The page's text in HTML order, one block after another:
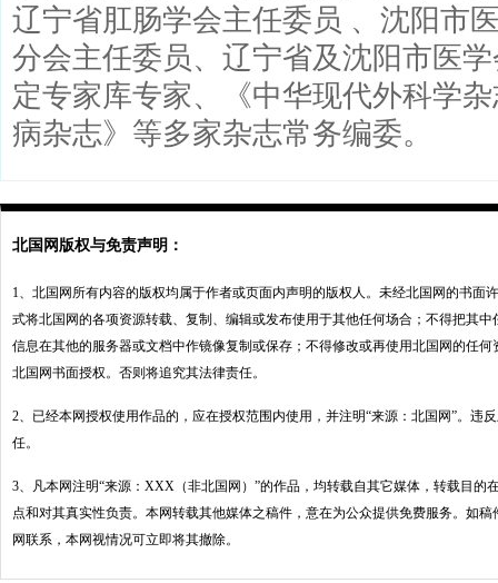
辽宁省肛肠学会主任委员 、沈阳市
分会主任委员、辽宁省及沈阳市医
定专家库专家、《中华现代外科学
病杂志》等多家杂志常务编委。
北国网版权与免责声明：
1、北国网所有内容的版权均属于作者或页面内声明的版权人。未经北国网的书面
式将北国网的各项资源转载、复制、编辑或发布使用于其他任何场合；不得把其
信息在其他的服务器或文档中作镜像复制或保存；不得修改或再使用北国网的任
北国网书面授权。否则将追究其法律责任。
2、已经本网授权使用作品的，应在授权范围内使用，并注明“来源：北国网”。违
任。
3、凡本网注明“来源：XXX（非北国网）”的作品，均转载自其它媒体，转载目的
点和对其真实性负责。本网转载其他媒体之稿件，意在为公众提供免费服务。如
网联系，本网视情况可立即将其撤除。